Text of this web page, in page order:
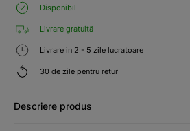
Disponibil
Livrare gratuită
Livrare in 2 - 5 zile lucratoare
30 de zile pentru retur
Descriere produs